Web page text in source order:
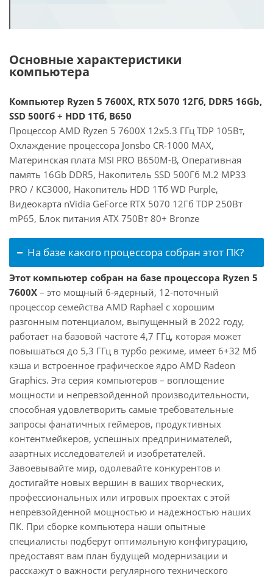
Основные характеристики
компьютера
Компьютер Ryzen 5 7600X, RTX 5070 12Гб, DDR5 16Gb,
SSD 500Гб + HDD 1Тб, B650
Процессор AMD Ryzen 5 7600X 12x5.3 ГГц TDP 105Вт,
Охлаждение процессора Jonsbo CR-1000 MAX,
Материнская плата MSI PRO B650M-B, Оперативная
память 16Gb DDR5, Накопитель SSD 500Гб M.2 MP33
PRO / KC3000, Накопитель HDD 1Тб WD Purple,
Видеокарта nVidia GeForce RTX 5070 12Гб TDP 250Вт
mP65, Блок питания ATX 750Вт 80+ Bronze
На базе какого процессора собран этот ПК?
Этот компьютер собран на базе процессора Ryzen 5
7600X – это мощный 6-ядерный, 12-поточный
процессор семейства AMD Raphael с хорошим
разгонным потенциалом, выпущенный в 2022 году,
работает на базовой частоте 4,7 ГГц, которая может
повышаться до 5,3 ГГц в турбо режиме, имеет 6+32 Мб
кэша и встроенное графическое ядро AMD Radeon
Graphics. Эта серия компьютеров – воплощение
мощности и непревзойденной производительности,
способная удовлетворить самые требовательные
запросы фанатичных геймеров, продуктивных
контентмейкеров, успешных предпринимателей,
азартных исследователей и изобретателей.
Завоевывайте мир, одолевайте конкурентов и
достигайте новых вершин в ваших творческих,
профессиональных или игровых проектах с этой
непревзойденной мощностью и надежностью наших
ПК. При сборке компьютера наши опытные
специалисты подберут оптимальную конфигурацию,
предоставят вам план будущей модернизации и
расскажут о важности регулярного технического